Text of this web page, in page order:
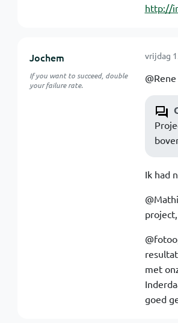
http://
Jochem
If you want to succeed, double
your failure rate.
vrijdag
Ik had
met
goed